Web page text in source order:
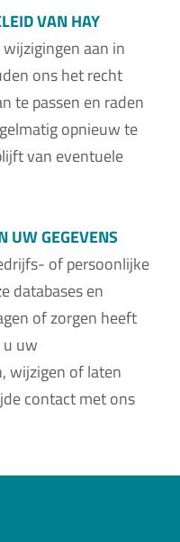
VAN HAY
aan in
ons het recht
te passen en raden
opnieuw te
van eventuele
UW GEGEVENS
of persoonlijke
databases en
of zorgen heeft
u uw
wijzigen of laten
contact met ons